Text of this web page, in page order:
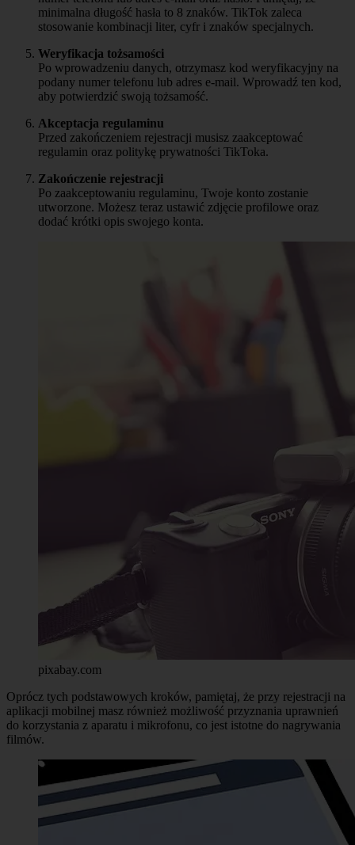
minimalna długość hasła to 8 znaków. TikTok zaleca
stosowanie kombinacji liter, cyfr i znaków specjalnych.
Weryfikacja tożsamości
Po wprowadzeniu danych, otrzymasz kod weryfikacyjny na
podany numer telefonu lub adres e-mail. Wprowadź ten kod,
aby potwierdzić swoją tożsamość.
Akceptacja regulaminu
Przed zakończeniem rejestracji musisz zaakceptować
regulamin oraz politykę prywatności TikToka.
Zakończenie rejestracji
Po zaakceptowaniu regulaminu, Twoje konto zostanie
utworzone. Możesz teraz ustawić zdjęcie profilowe oraz
dodać krótki opis swojego konta.
pixabay.com
Oprócz tych podstawowych kroków, pamiętaj, że przy rejestracji na
aplikacji mobilnej masz również możliwość przyznania uprawnień
do korzystania z aparatu i mikrofonu, co jest istotne do nagrywania
filmów.